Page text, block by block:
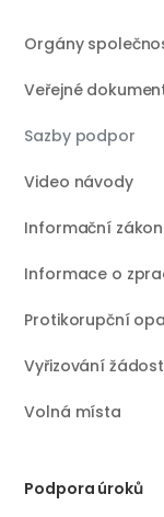
Orgány
Veřejné
Sazby podpor
Video návody
Informační zákon
Informace o
Protikorupční
Vyřizování
Volná místa
Podpora úroků